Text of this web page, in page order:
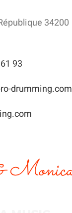
34200
93
drumming.com